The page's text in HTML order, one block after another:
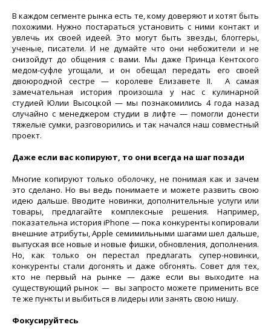
В каждом сегменте рынка есть те, кому доверяют и хотят быть
похожими. Нужно постараться установить с ними контакт и
увлечь их своей идеей. Это могут быть звезды, блоггеры,
ученые, писатели. И не думайте что они небожители и не
снизойдут до общения с вами. Мы даже Принца Кентского
медом-суфле угощали, и он обещал передать его своей
двоюродной сестре — королеве Елизавете II. А самая
замечательная история произошла у нас с кулинарной
студией Юлии Высоцкой — мы познакомились 4 года назад
случайно с менеджером студии в лифте — помогли донести
тяжелые сумки, разговорились и так начался наш совместный
проект.
Даже если вас копируют, то они всегда на шаг позади
Многие копируют только оболочку, не понимая как и зачем
это сделано. Но вы ведь понимаете и можете развить свою
идею дальше. Вводите новинки, дополнительные услуги или
товары, предлагайте комплексные решения. Например,
показательна история iPhone — пока конкуренты копировали
внешние атрибуты, Apple семимильными шагами шел дальше,
выпуская все новые и новые фишки, обновления, дополнения.
Но, как только он перестал предлагать супер-новинки,
конкуренты стали догонять и даже обгонять. Совет для тех,
кто не первый на рынке — даже если вы выходите на
существующий рынок — вы запросто можете применить все
те же пункты и выбиться в лидеры или занять свою нишу.
Фокусируйтесь